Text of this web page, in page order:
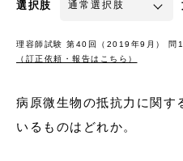
選択肢
理容師試験 第40回（2019年9月） 問
（訂正依頼・報告はこちら）
病原微生物の抵抗力に関す
いるものはどれか。